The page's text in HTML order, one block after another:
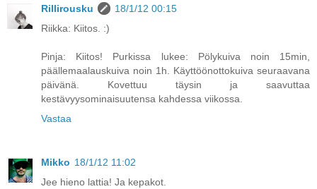
Rillirousku
18/1/12 00:15
Riikka: Kiitos. :)
Pinja: Kiitos! Purkissa lukee: Pölykuiva noin 15min,
päällemaalauskuiva noin 1h. Käyttöönottokuiva seuraavana
päivänä. Kovettuu täysin ja saavuttaa
kestävyysominaisuutensa kahdessa viikossa.
Vastaa
Mikko 18/1/12 11:02
Jee hieno lattia! Ja kepakot.